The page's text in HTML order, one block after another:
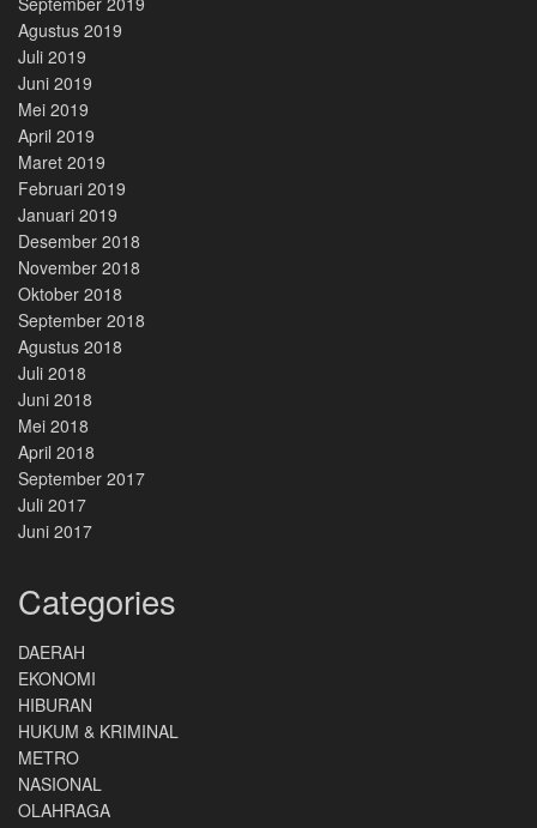
Agustus 2019
Juli 2019
Juni 2019
Mei 2019
April 2019
Maret 2019
Februari 2019
Januari 2019
Desember 2018
November 2018
Oktober 2018
September 2018
Agustus 2018
Juli 2018
Juni 2018
Mei 2018
April 2018
September 2017
Juli 2017
Juni 2017
Categories
DAERAH
EKONOMI
HIBURAN
HUKUM & KRIMINAL
METRO
NASIONAL
OLAHRAGA